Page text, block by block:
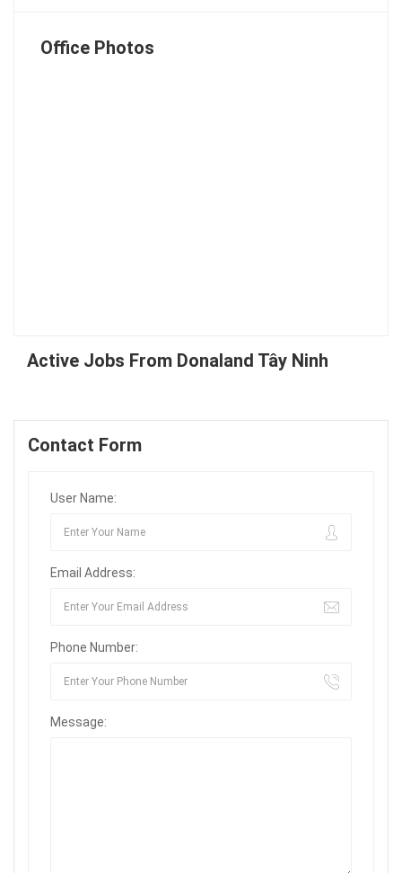
Office Photos
Active Jobs From Donaland Tây Ninh
Contact Form
User Name:
Email Address:
Phone Number:
Message: